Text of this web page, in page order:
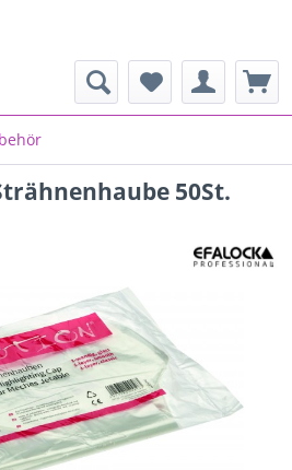
50St.